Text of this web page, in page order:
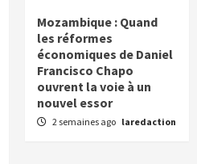
Mozambique : Quand
les réformes
économiques de Daniel
Francisco Chapo
ouvrent la voie à un
nouvel essor
2 semaines ago laredaction